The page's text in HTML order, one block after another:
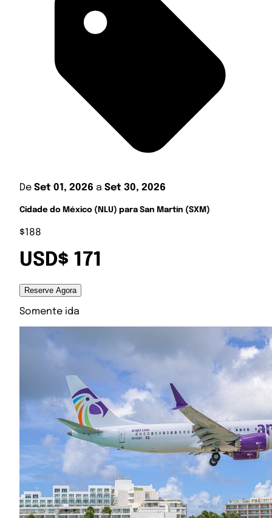
De Set 01, 2026 a Set 30, 2026
Cidade do México (NLU) para San Martín (SXM)
$188
USD$ 171
Reserve Agora
Somente ida